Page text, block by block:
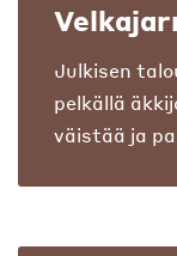
Julkisen
pelkällä
väistää ja